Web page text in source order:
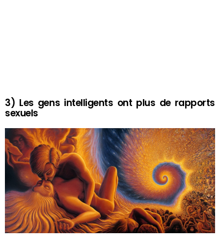
3) Les gens intelligents ont plus de rapports
sexuels